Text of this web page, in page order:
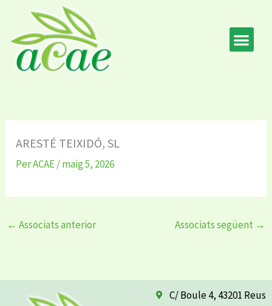
contingut
ARESTÉ TEIXIDÓ, SL
PerACAE/maig 5, 2026
← Associats anterior Associats següent →
C/ Boule 4, 43201 Reus